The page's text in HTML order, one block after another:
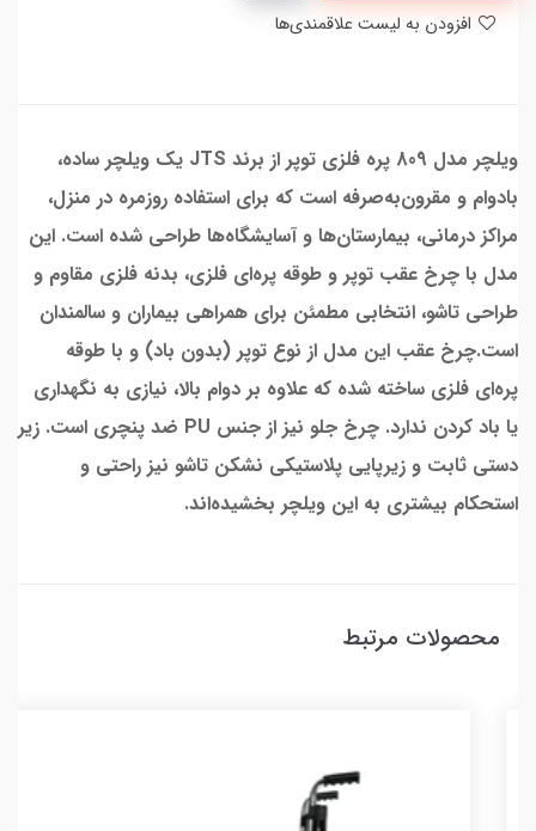
ویلچر مدل 809 پره فلزی توپر از برند JTS یک ویلچر ساده،
بادوام و مقرون‌به‌صرفه است که برای استفاده روزمره در منزل،
مراکز درمانی، بیمارستان‌ها و آسایشگاه‌ها طراحی شده است. این
مدل با چرخ عقب توپر و طوقه پره‌ای فلزی، بدنه فلزی مقاوم و
طراحی تاشو، انتخابی مطمئن برای همراهی بیماران و سالمندان
است.چرخ عقب این مدل از نوع توپر (بدون باد) و با طوقه
پره‌ای فلزی ساخته شده که علاوه بر دوام بالا، نیازی به نگهداری
یا باد کردن ندارد. چرخ جلو نیز از جنس PU ضد پنچری است. زیر
دستی ثابت و زیرپایی پلاستیکی نشکن تاشو نیز راحتی و
استحکام بیشتری به این ویلچر بخشیده‌اند.
محصولات مرتبط